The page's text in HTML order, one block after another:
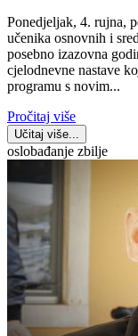
Ponedjeljak, 4. rujna,
učenika osnovnih i
posebno izazovna
cjelodnevne nastave
programu s novim...
Pročitaj više
Učitaj više...
oslobađanje zbilje